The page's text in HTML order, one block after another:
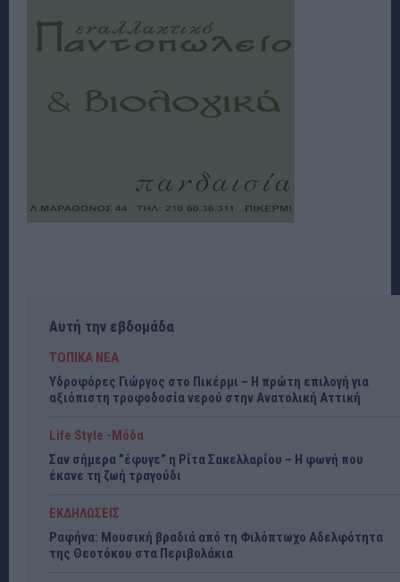
Αυτή την εβδομάδα
ΤΟΠΙΚΑ ΝΕΑ
Υδροφόρες Γιώργος στο Πικέρμι – Η πρώτη επιλογή για
αξιόπιστη τροφοδοσία νερού στην Ανατολική Αττική
Life Style -Μόδα
Σαν σήμερα ”έφυγε” η Ρίτα Σακελλαρίου – Η φωνή που
έκανε τη ζωή τραγούδι
ΕΚΔΗΛΩΣΕΙΣ
Ραφήνα: Μουσική βραδιά από τη Φιλόπτωχο Αδελφότητα
της Θεοτόκου στα Περιβολάκια